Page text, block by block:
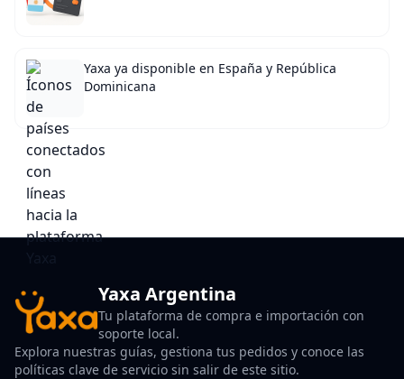
Yaxa ya disponible en España y República
Dominicana
Yaxa Argentina
Tu plataforma de compra e importación con
soporte local.
Explora nuestras guías, gestiona tus pedidos y conoce las
políticas clave de servicio sin salir de este sitio.